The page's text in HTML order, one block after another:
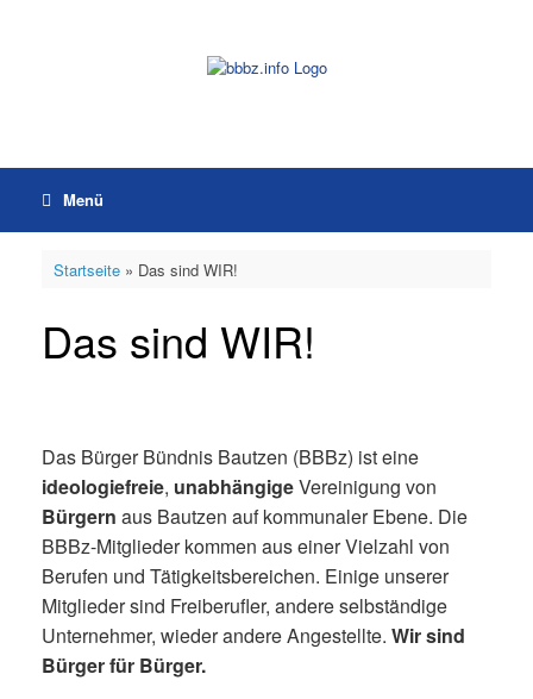
Menü
Startseite» Das sind WIR!
Das sind WIR!
Das Bürger Bündnis Bautzen (BBBz) ist eine
ideologiefreie, unabhängigeVereinigung von
Bürgern aus Bautzen auf kommunaler Ebene. Die
BBBz-Mitglieder kommen aus einer Vielzahl von
Berufen und Tätigkeitsbereichen. Einige unserer
Mitglieder sind Freiberufler, andere selbständige
Unternehmer, wieder andere Angestellte. Wir sind
Bürger für Bürger.